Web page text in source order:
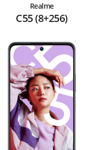
Realme
C55 (8+256)